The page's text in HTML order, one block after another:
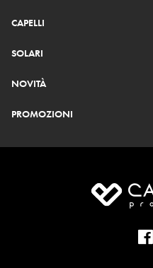
CAPELLI
SOLARI
NOVITÀ
PROMOZIONI